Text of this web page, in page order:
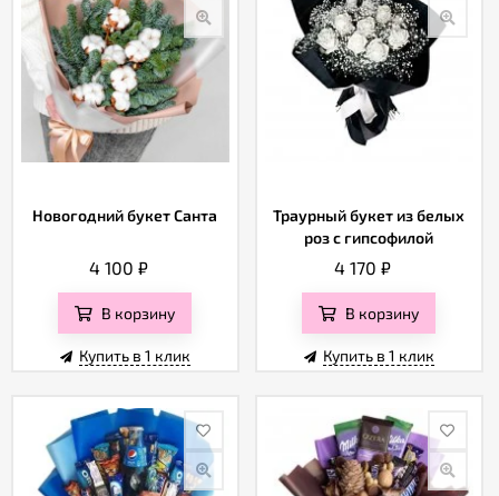
Новогодний букет Санта
4 100 ₽
В корзину
Купить в 1 клик
Траурный букет из белых
роз с гипсофилой
4 170 ₽
В корзину
Купить в 1 клик